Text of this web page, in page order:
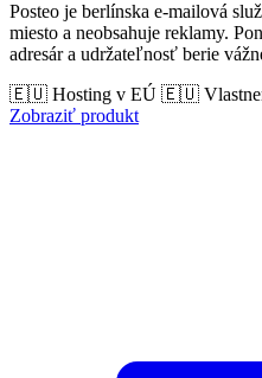
Posteo je berlínska e-mailová
miesto a neobsahuje reklamy.
adresár a udržateľnosť berie
🇪🇺 Hosting v EÚ 🇪🇺
Zobraziť produkt